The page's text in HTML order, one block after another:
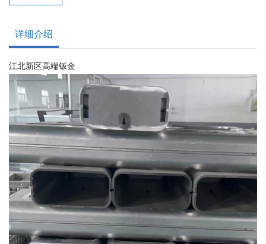
详细介绍
江北新区高端钣金